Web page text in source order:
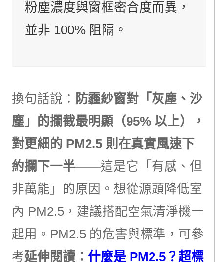
粉塵濃度與窗框密合度而異，
並非 100% 阻隔。
換句話說： 防霾紗窗對「灰塵、沙
塵」的攔截最明顯（95% 以上），
對更細的 PM2.5 則在真實風速下
約攔下一半——這是它「有感、但
非萬能」的原因。想從源頭降低室
內 PM2.5，建議搭配空氣清淨機一
起用。PM2.5 的危害與標準，可參
考延伸閱讀： 什麼是 PM2.5？超標